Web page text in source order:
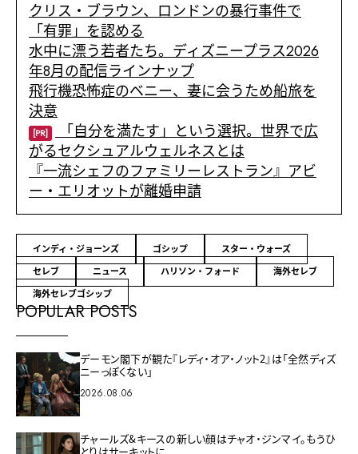
クリス・ブラウン、ロンドンの暴行事件で
「有罪」を認める
水中に漂う若者たち。ディズニープラス2026
年8月の配信ラインナップ
飛行機恐怖症のベニー、妻に会うため船旅を
決意
[PR] 「自分を満たす」という選択。世界で広
がるセクシュアルウェルネスとは
『一流シェフのファミリーレストラン』アビ
ー・エリオットが離婚申請
インディ・ジョーンズ ゴシップ
スター・ウォーズ
セレブ
ニュース ハリソン・フォード
海外セレブ
海外セレブゴシップ
POPULAR POSTS
デーモン閣下が観た『レディ・オア・ノット2』は「全然ディズ
ニーっぽくない」
2026.08.06
チャールズ&キースの新しい顔はチャオ・ジンマイ。もうひ